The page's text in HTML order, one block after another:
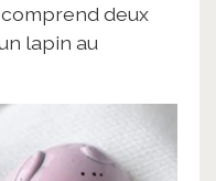
deux
lapin au